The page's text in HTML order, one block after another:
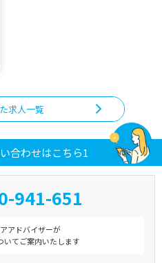
求人一覧
合わせはこちら1
941-651
アドバイザーが
いてご案内いたします